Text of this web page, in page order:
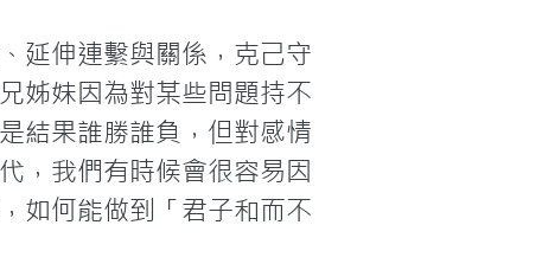
延伸連繫與關係，克己守
姊妹因為對某些問題持不
結果誰勝誰負，但對感情
，我們有時候會很容易因
如何能做到「君子和而不